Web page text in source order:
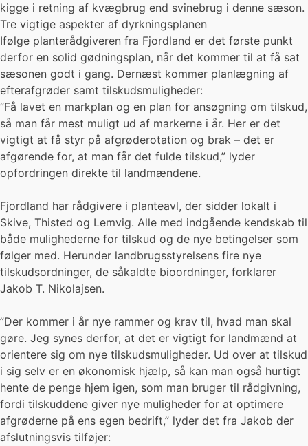
kigge i retning af kvægbrug end svinebrug i denne sæson.
Tre vigtige aspekter af dyrkningsplanen
Ifølge planterådgiveren fra Fjordland er det første punkt
derfor en solid gødningsplan, når det kommer til at få sat
sæsonen godt i gang. Dernæst kommer planlægning af
efterafgrøder samt tilskudsmuligheder:
”Få lavet en markplan og en plan for ansøgning om tilskud,
så man får mest muligt ud af markerne i år. Her er det
vigtigt at få styr på afgrøderotation og brak – det er
afgørende for, at man får det fulde tilskud,” lyder
opfordringen direkte til landmændene.
Fjordland har rådgivere i planteavl, der sidder lokalt i
Skive, Thisted og Lemvig. Alle med indgående kendskab til
både mulighederne for tilskud og de nye betingelser som
følger med. Herunder landbrugsstyrelsens fire nye
tilskudsordninger, de såkaldte bioordninger, forklarer
Jakob T. Nikolajsen.
”Der kommer i år nye rammer og krav til, hvad man skal
gøre. Jeg synes derfor, at det er vigtigt for landmænd at
orientere sig om nye tilskudsmuligheder. Ud over at tilskud
i sig selv er en økonomisk hjælp, så kan man også hurtigt
hente de penge hjem igen, som man bruger til rådgivning,
fordi tilskuddene giver nye muligheder for at optimere
afgrøderne på ens egen bedrift,” lyder det fra Jakob der
afslutningsvis tilføjer: